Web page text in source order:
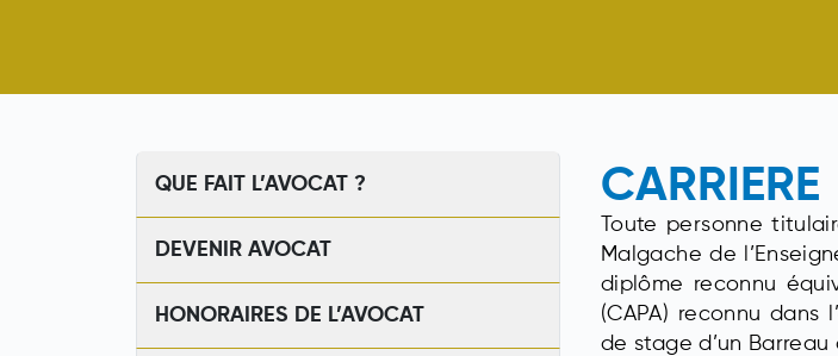
QUE FAIT L’AVOCAT ?
DEVENIR AVOCAT
HONORAIRES DE L’AVOCAT
CARRIERE
Toute personne
Malgache de
diplôme reconnu
(CAPA) reconnu dans
de stage d’un